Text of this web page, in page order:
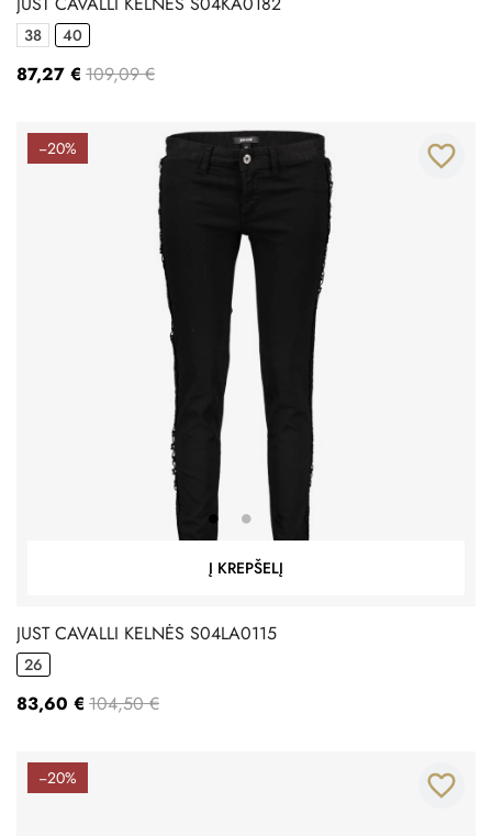
38 40
87,27 € 109,09 €
−20%
Į KREPŠELĮ
favorite_border
JUST CAVALLI KELNĖS S04LA0115
26
83,60 € 104,50 €
−20% favorite_border